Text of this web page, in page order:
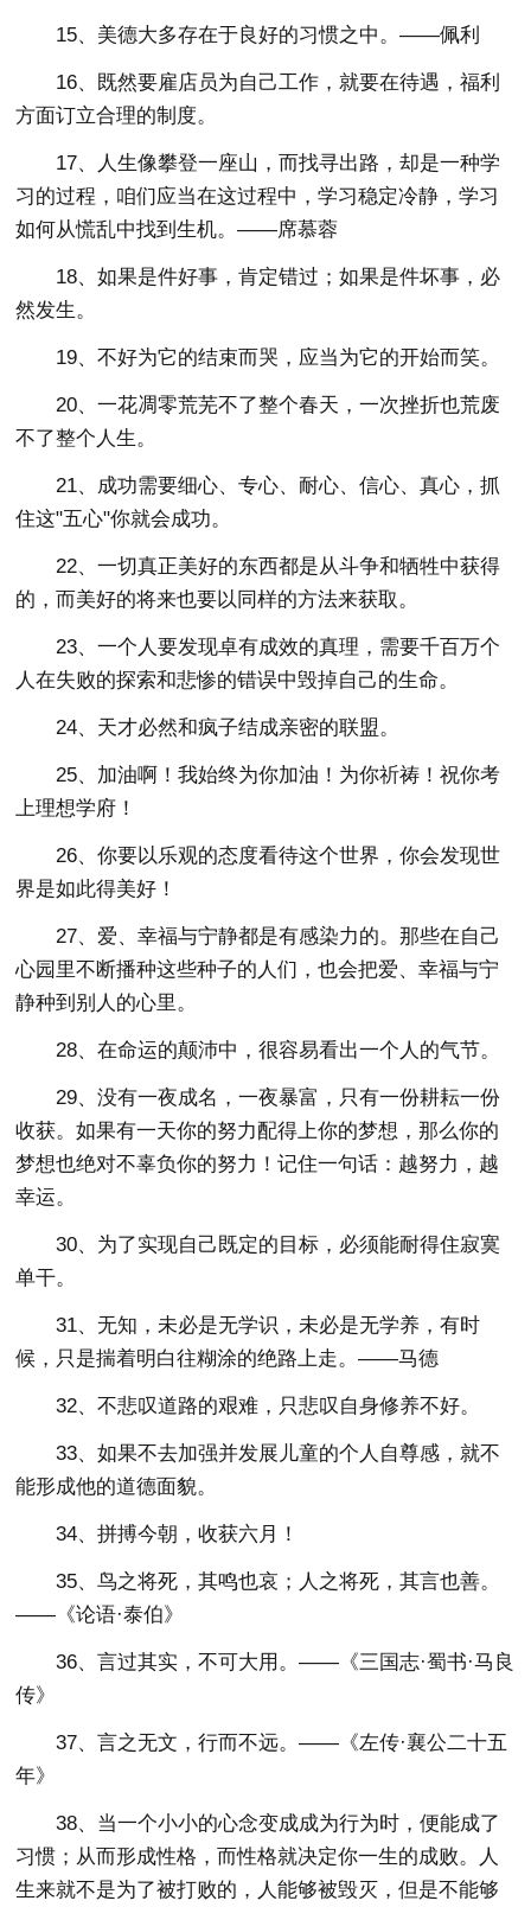
15、美德大多存在于良好的习惯之中。——佩利
16、既然要雇店员为自己工作，就要在待遇，福利
方面订立合理的制度。
17、人生像攀登一座山，而找寻出路，却是一种学
习的过程，咱们应当在这过程中，学习稳定冷静，学习
如何从慌乱中找到生机。——席慕蓉
18、如果是件好事，肯定错过；如果是件坏事，必
然发生。
19、不好为它的结束而哭，应当为它的开始而笑。
20、一花凋零荒芜不了整个春天，一次挫折也荒废
不了整个人生。
21、成功需要细心、专心、耐心、信心、真心，抓
住这"五心"你就会成功。
22、一切真正美好的东西都是从斗争和牺牲中获得
的，而美好的将来也要以同样的方法来获取。
23、一个人要发现卓有成效的真理，需要千百万个
人在失败的探索和悲惨的错误中毁掉自己的生命。
24、天才必然和疯子结成亲密的联盟。
25、加油啊！我始终为你加油！为你祈祷！祝你考
上理想学府！
26、你要以乐观的态度看待这个世界，你会发现世
界是如此得美好！
27、爱、幸福与宁静都是有感染力的。那些在自己
心园里不断播种这些种子的人们，也会把爱、幸福与宁
静种到别人的心里。
28、在命运的颠沛中，很容易看出一个人的气节。
29、没有一夜成名，一夜暴富，只有一份耕耘一份
收获。如果有一天你的努力配得上你的梦想，那么你的
梦想也绝对不辜负你的努力！记住一句话：越努力，越
幸运。
30、为了实现自己既定的目标，必须能耐得住寂寞
单干。
31、无知，未必是无学识，未必是无学养，有时
候，只是揣着明白往糊涂的绝路上走。——马德
32、不悲叹道路的艰难，只悲叹自身修养不好。
33、如果不去加强并发展儿童的个人自尊感，就不
能形成他的道德面貌。
34、拼搏今朝，收获六月！
35、鸟之将死，其鸣也哀；人之将死，其言也善。
——《论语·泰伯》
36、言过其实，不可大用。——《三国志·蜀书·马良
传》
37、言之无文，行而不远。——《左传·襄公二十五
年》
38、当一个小小的心念变成成为行为时，便能成了
习惯；从而形成性格，而性格就决定你一生的成败。人
生来就不是为了被打败的，人能够被毁灭，但是不能够